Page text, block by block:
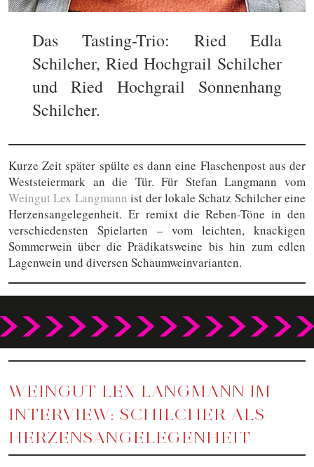
Das Tasting-Trio: Ried Edla
Schilcher, Ried Hochgrail Schilcher
und Ried Hochgrail Sonnenhang
Schilcher.
Kurze Zeit später spülte es dann eine Flaschenpost aus der
Weststeiermark an die Tür. Für Stefan Langmann vom
Weingut Lex Langmann ist der lokale Schatz Schilcher eine
Herzensangelegenheit. Er remixt die Reben-Töne in den
verschiedensten Spielarten – vom leichten, knackigen
Sommerwein über die Prädikatsweine bis hin zum edlen
Lagenwein und diversen Schaumweinvarianten.
WEINGUT LEX LANGMANN IM
INTERVIEW: SCHILCHER ALS
HERZENSANGELEGENHEIT